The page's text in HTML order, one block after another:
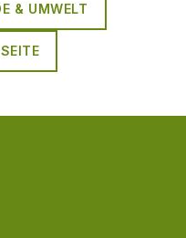
& UMWELT